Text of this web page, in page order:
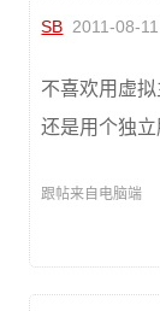
SB 2011-08-
不喜欢用虚拟
还是用个独立
跟帖来自电脑端